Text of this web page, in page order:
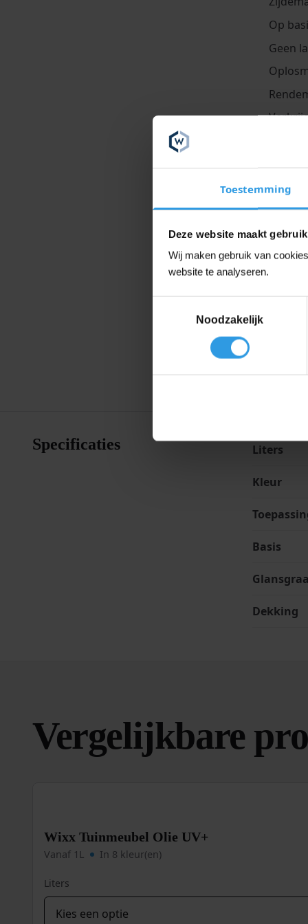
Toestemming
Deze website maakt
Wij maken gebruik van
website te analyseren.
Noodzakelijk
Op
Geen
De
deze
Hout olie
1. Breng
2. Laat
3. Om
Specificaties Liters
Kleur
Basis
Dekking
Vergelijkbare
Wixx Tuinmeubel Olie UV+
Vanaf 1L In 8 kleur(en)
Liters